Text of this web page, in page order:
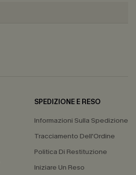
SPEDIZIONE E RESO
Informazioni Sulla Spedizione
Tracciamento Dell'Ordine
Politica Di Restituzione
Iniziare Un Reso